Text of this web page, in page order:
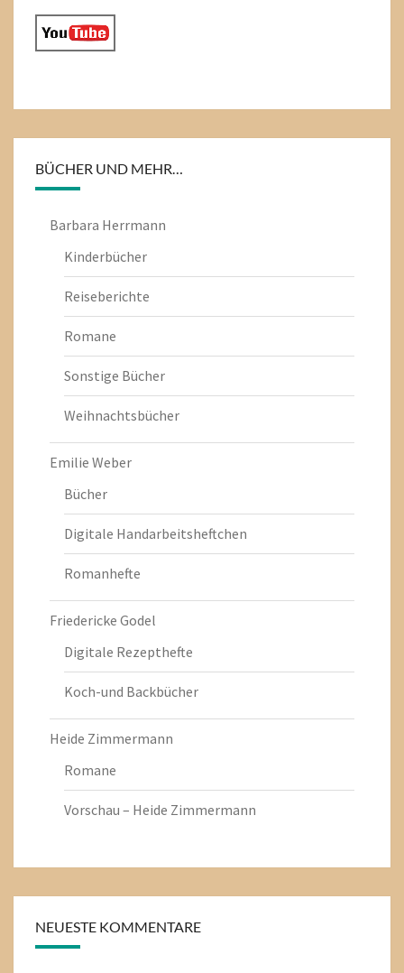
BÜCHER UND MEHR…
Barbara Herrmann
Kinderbücher
Reiseberichte
Romane
Sonstige Bücher
Weihnachtsbücher
Emilie Weber
Bücher
Digitale Handarbeitsheftchen
Romanhefte
Friedericke Godel
Digitale Rezepthefte
Koch-und Backbücher
Heide Zimmermann
Romane
Vorschau – Heide Zimmermann
NEUESTE KOMMENTARE